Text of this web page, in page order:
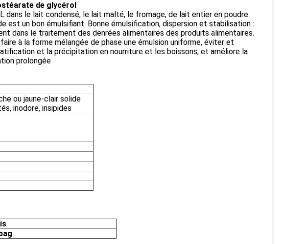
de glycérol
dans le lait condensé, le lait malté, le fromage, de lait entier en poudre
est un bon émulsifiant. Bonne émulsification, dispersion et stabilisation :
dans le traitement des denrées alimentaires des produits alimentaires.
à la forme mélangée de phase une émulsion uniforme, éviter et
et la précipitation en nourriture et les boissons, et améliore la
prolongée
ou jaune-clair solide
inodore, insipides